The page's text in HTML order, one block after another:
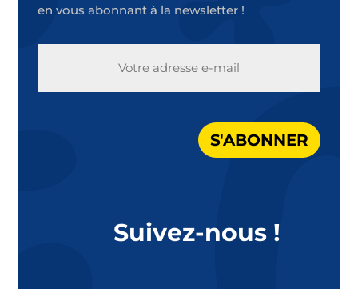
en vous abonnant à la newsletter !
S'ABONNER
Suivez-nous !